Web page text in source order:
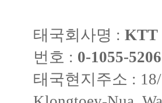
태국회사명 : KTT
번호 : 0-1055-
태국현지주소 :